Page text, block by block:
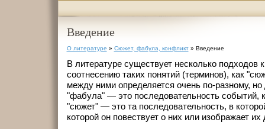
Введение
О литературе » Сюжет, фабула, конфликт» Введение
В литературе существует несколько подходов
соотнесению таких понятий (терминов), как
между ними определяется очень по-разному, но
"фабула" — это последовательность событий,
"сюжет" — это та последовательность, в
которой он повествует о них или изображает их